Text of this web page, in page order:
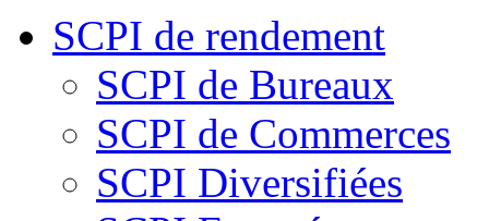
SCPI de rendement
SCPI de Bureaux
SCPI de Commerces
SCPI Diversifiées